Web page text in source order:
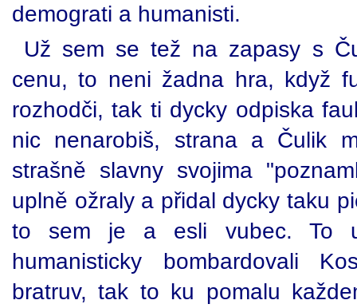
demograti a humanisti.
Už sem se tež na zapasy s
cenu, to neni žadna hra, když
rozhodči, tak ti dycky odpiska
nic nenarobiš, strana a Čulik
strašně slavny svojima
uplně ožraly a přidal dycky taku
to sem je a esli vubec. To
humanisticky bombardovali
bratruv, tak to ku pomalu